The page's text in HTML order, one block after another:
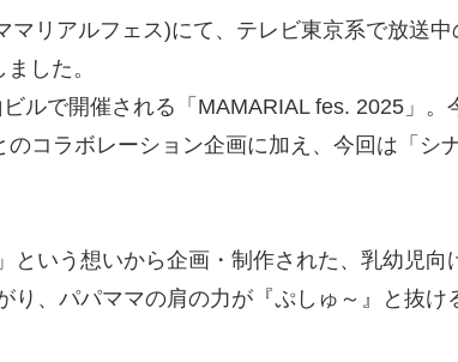
リアルフェス)にて、テレビ東京系で放送
した。
ルで開催される「MAMARIAL fes. 2025」。
コラボレーション企画に加え、今回は「シ
いう想いから企画・制作された、乳幼児向
、パパママの肩の力が『ぷしゅ～』と抜け